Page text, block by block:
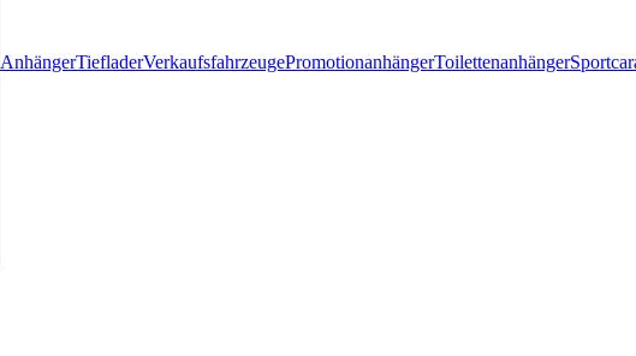
AnhängerTiefladerVerkaufsfahrzeugePromotionanhängerToilettenanhänger